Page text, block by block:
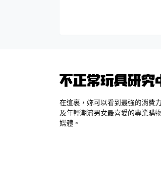
在這裏，妳可以看到最強的消費
及年輕潮流男女最喜愛的專業購
媒體。